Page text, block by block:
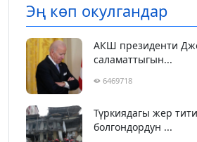
Эң көп окулгандар
АКШ президенти
саламаттыгын...
6469718
Түркиядагы жер
болгондордун ...